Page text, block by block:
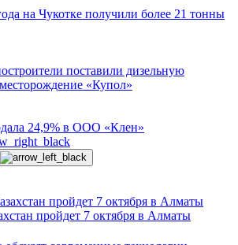
на Чукотке получили более 21 тонны
поставили дизельную
«Купол»
24,9% в ООО «Клен»
пройдет 7 октября в Алматы